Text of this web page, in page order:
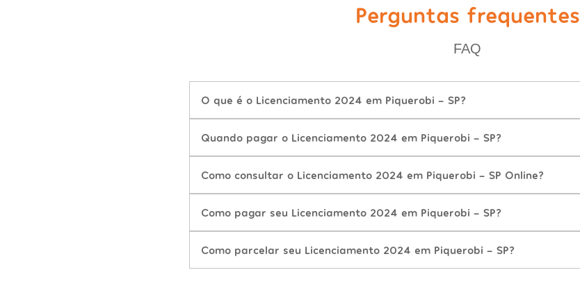
Perguntas frequentes
FAQ
O que é o Licenciamento 2024 em Piquerobi - SP?
Quando pagar o Licenciamento 2024 em Piquerobi - SP?
Como consultar o Licenciamento 2024 em Piquerobi - SP Online?
Como pagar seu Licenciamento 2024 em Piquerobi - SP?
Como parcelar seu Licenciamento 2024 em Piquerobi - SP?